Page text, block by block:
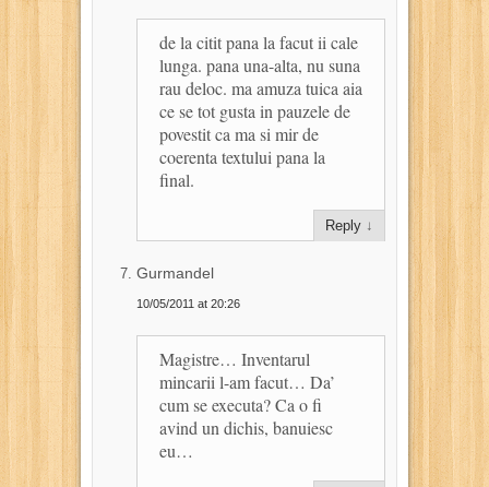
de la citit pana la facut ii cale
lunga. pana una-alta, nu suna
rau deloc. ma amuza tuica aia
ce se tot gusta in pauzele de
povestit ca ma si mir de
coerenta textului pana la
final.
Reply ↓
Gurmandel
10/05/2011 at 20:26
Magistre… Inventarul
mincarii l-am facut… Da’
cum se executa? Ca o fi
avind un dichis, banuiesc
eu…